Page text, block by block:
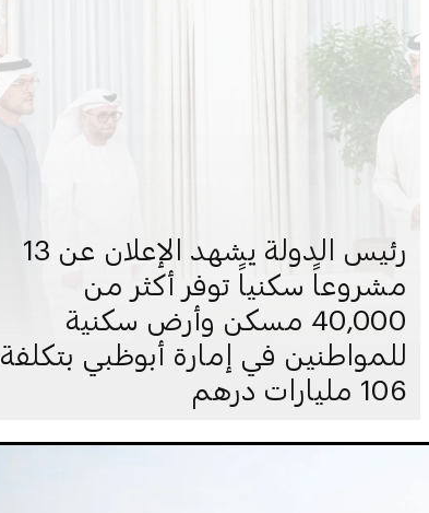
رئيس الدولة يشهد الإعلان عن 13
مشروعاً سكنياً توفر أكثر من
40,000 مسكن وأرض سكنية
للمواطنين في إمارة أبوظبي بتكلفة
106 مليارات درهم